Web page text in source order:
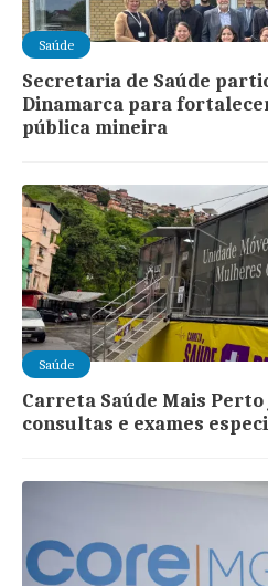
Saúde
Secretaria de Saúde
Dinamarca para
pública mineira
Saúde
Carreta Saúde Mais
consultas e exames